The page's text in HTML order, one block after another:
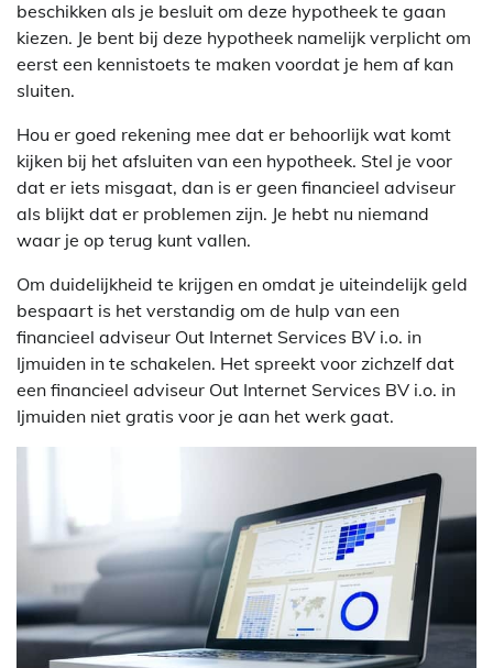
beschikken als je besluit om deze hypotheek te gaan
kiezen. Je bent bij deze hypotheek namelijk verplicht om
eerst een kennistoets te maken voordat je hem af kan
sluiten.
Hou er goed rekening mee dat er behoorlijk wat komt
kijken bij het afsluiten van een hypotheek. Stel je voor
dat er iets misgaat, dan is er geen financieel adviseur
als blijkt dat er problemen zijn. Je hebt nu niemand
waar je op terug kunt vallen.
Om duidelijkheid te krijgen en omdat je uiteindelijk geld
bespaart is het verstandig om de hulp van een
financieel adviseur Out Internet Services BV i.o. in
Ijmuiden in te schakelen. Het spreekt voor zichzelf dat
een financieel adviseur Out Internet Services BV i.o. in
Ijmuiden niet gratis voor je aan het werk gaat.